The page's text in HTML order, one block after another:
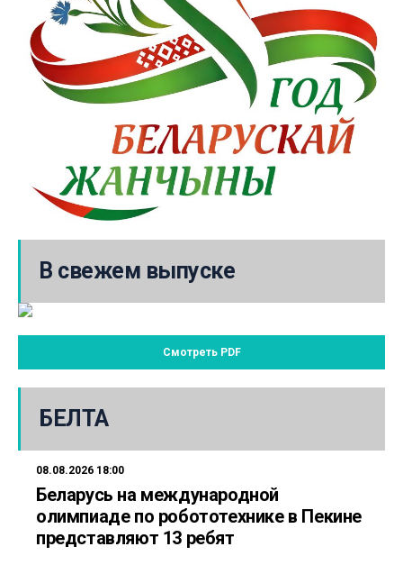
В свежем выпуске
Смотреть PDF
БЕЛТА
08.08.2026 18:00
Беларусь на международной
олимпиаде по робототехнике в Пекине
представляют 13 ребят